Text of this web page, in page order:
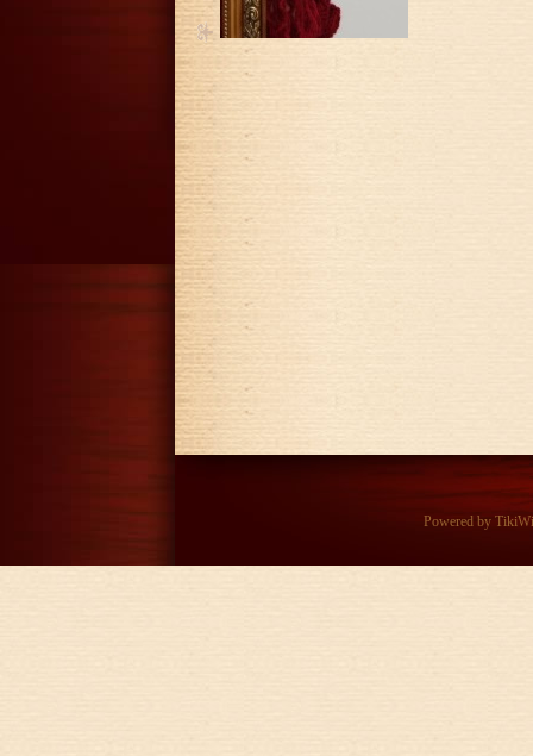
Powered by